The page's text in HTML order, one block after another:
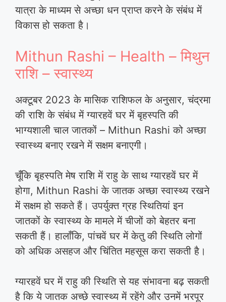
यात्रा के माध्यम से अच्छा धन प्राप्त करने के संबंध में
विकास हो सकता है।
Mithun Rashi – Health – मिथुन
राशि – स्वास्थ्य
अक्टूबर 2023 के मासिक राशिफल के अनुसार, चंद्रमा
की राशि के संबंध में ग्यारहवें घर में बृहस्पति की
भाग्यशाली चाल जातकों – Mithun Rashi को अच्छा
स्वास्थ्य बनाए रखने में सक्षम बनाएगी।
चूँकि बृहस्पति मेष राशि में राहु के साथ ग्यारहवें घर में
होगा, Mithun Rashi के जातक अच्छा स्वास्थ्य रखने
में सक्षम हो सकते हैं। उपर्युक्त ग्रह स्थितियां इन
जातकों के स्वास्थ्य के मामले में चीजों को बेहतर बना
सकती हैं। हालाँकि, पांचवें घर में केतु की स्थिति लोगों
को अधिक असहज और चिंतित महसूस करा सकती है।
ग्यारहवें घर में राहु की स्थिति से यह संभावना बढ़ सकती
है कि ये जातक अच्छे स्वास्थ्य में रहेंगे और उनमें भरपूर